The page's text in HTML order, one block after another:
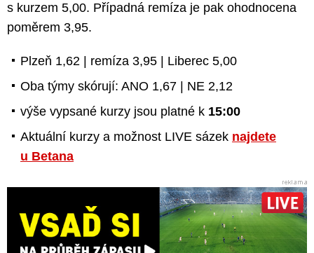
s kurzem 5,00. Případná remíza je pak ohodnocena
poměrem 3,95.
Plzeň 1,62 | remíza 3,95 | Liberec 5,00
Oba týmy skórují: ANO 1,67 | NE 2,12
výše vypsané kurzy jsou platné k 15:00
Aktuální kurzy a možnost LIVE sázek najdete
u Betana